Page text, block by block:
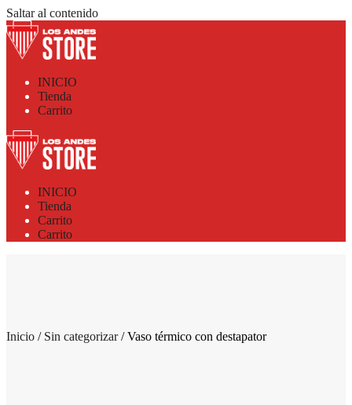
Saltar al contenido
INICIO
Tienda
Carrito
INICIO
Tienda
Carrito
Carrito
Inicio / Sin categorizar/ Vaso térmico con destapator